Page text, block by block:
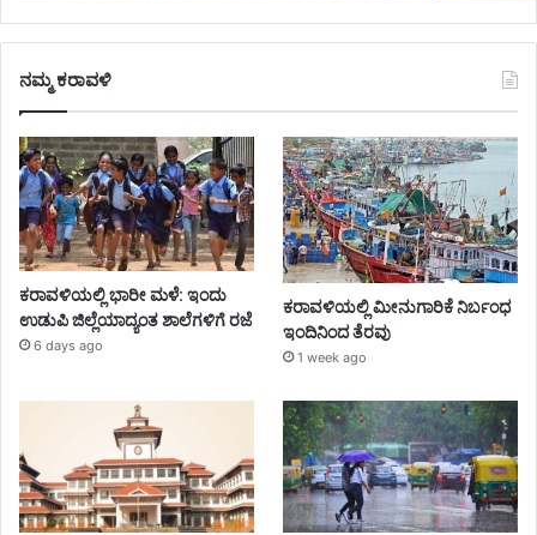
ನಮ್ಮ ಕರಾವಳಿ
ಕರಾವಳಿಯಲ್ಲಿ ಭಾರೀ ಮಳೆ: ಇಂದು
ಉಡುಪಿ ಜಿಲ್ಲೆಯಾದ್ಯಂತ ಶಾಲೆಗಳಿಗೆ ರಜೆ
6 days ago
ಕರಾವಳಿಯಲ್ಲಿ ಮೀನುಗಾರಿಕೆ ನಿರ್ಬಂಧ
ಇಂದಿನಿಂದ ತೆರವು
1 week ago